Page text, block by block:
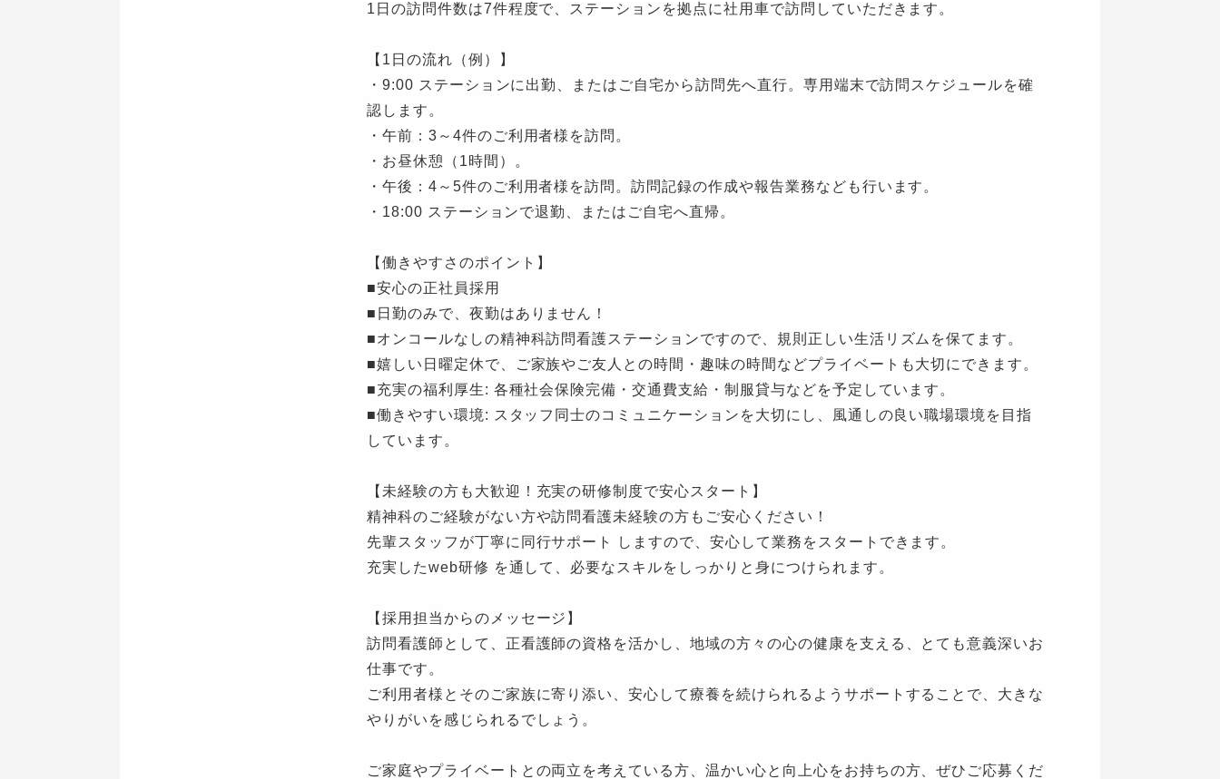
1日の訪問件数は7件程度で、ステーションを拠点に社用車で訪問していただきます。
【1日の流れ（例）】
・9:00 ステーションに出勤、またはご自宅から訪問先へ直行。専用端末で訪問スケジュールを確
認します。
・午前：3～4件のご利用者様を訪問。
・お昼休憩（1時間）。
・午後：4～5件のご利用者様を訪問。訪問記録の作成や報告業務なども行います。
・18:00 ステーションで退勤、またはご自宅へ直帰。
【働きやすさのポイント】
■安心の正社員採用
■日勤のみで、夜勤はありません！
■オンコールなしの精神科訪問看護ステーションですので、規則正しい生活リズムを保てます。
■嬉しい日曜定休で、ご家族やご友人との時間・趣味の時間などプライベートも大切にできます。
■充実の福利厚生: 各種社会保険完備・交通費支給・制服貸与などを予定しています。
■働きやすい環境: スタッフ同士のコミュニケーションを大切にし、風通しの良い職場環境を目指
しています。
【未経験の方も大歓迎！充実の研修制度で安心スタート】
精神科のご経験がない方や訪問看護未経験の方もご安心ください！
先輩スタッフが丁寧に同行サポート しますので、安心して業務をスタートできます。
充実したweb研修 を通して、必要なスキルをしっかりと身につけられます。
【採用担当からのメッセージ】
訪問看護師として、正看護師の資格を活かし、地域の方々の心の健康を支える、とても意義深いお
仕事です。
ご利用者様とそのご家族に寄り添い、安心して療養を続けられるようサポートすることで、大きな
やりがいを感じられるでしょう。
ご家庭やプライベートとの両立を考えている方、温かい心と向上心をお持ちの方、ぜひご応募くだ